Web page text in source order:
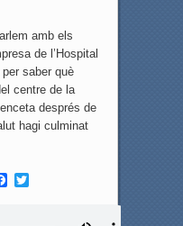
amb els
de l’Hospital
saber què
centre de la
després de
hagi culminat
F
T